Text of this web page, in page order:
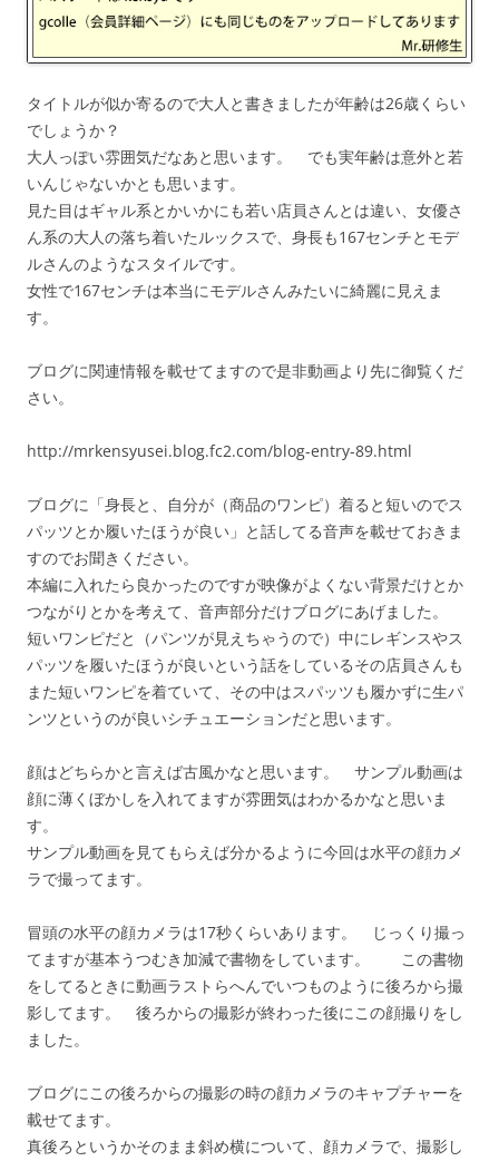
タイトルが似か寄るので大人と書きましたが年齢は26歳くらい
でしょうか？
大人っぽい雰囲気だなあと思います。 でも実年齢は意外と若
いんじゃないかとも思います。
見た目はギャル系とかいかにも若い店員さんとは違い、女優さ
ん系の大人の落ち着いたルックスで、身長も167センチとモデ
ルさんのようなスタイルです。
女性で167センチは本当にモデルさんみたいに綺麗に見えま
す。
ブログに関連情報を載せてますので是非動画より先に御覧くだ
さい。
http://mrkensyusei.blog.fc2.com/blog-entry-89.html
ブログに「身長と、自分が（商品のワンピ）着ると短いのでス
パッツとか履いたほうが良い」と話してる音声を載せておきま
すのでお聞きください。
本編に入れたら良かったのですが映像がよくない背景だけとか
つながりとかを考えて、音声部分だけブログにあげました。
短いワンピだと（パンツが見えちゃうので）中にレギンスやス
パッツを履いたほうが良いという話をしているその店員さんも
また短いワンピを着ていて、その中はスパッツも履かずに生パ
ンツというのが良いシチュエーションだと思います。
顔はどちらかと言えば古風かなと思います。 サンプル動画は
顔に薄くぼかしを入れてますが雰囲気はわかるかなと思いま
す。
サンプル動画を見てもらえば分かるように今回は水平の顔カメ
ラで撮ってます。
冒頭の水平の顔カメラは17秒くらいあります。 じっくり撮っ
てますが基本うつむき加減で書物をしています。 この書物
をしてるときに動画ラストらへんでいつものように後ろから撮
影してます。 後ろからの撮影が終わった後にこの顔撮りをし
ました。
ブログにこの後ろからの撮影の時の顔カメラのキャプチャーを
載せてます。
真後ろというかそのまま斜め横について、顔カメラで、撮影し